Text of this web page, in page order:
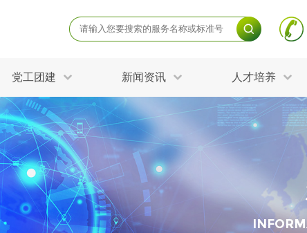
党工团建 新闻资讯 人才培养
电磁辐射检测 声环境与振动
土壤检测
产品质量鉴定
固废危废鉴定
土壤场地调查
生态环境检测
病毒杀灭试验
防护产品检测
成分分析化验
有毒有害检测
食品安全检测
洁净度检测